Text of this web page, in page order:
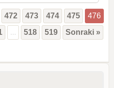
472 473 474 475
476
... 518 519
Sonraki »